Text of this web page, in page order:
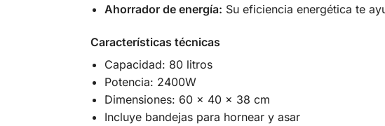
Ahorrador de energía: Su eficiencia energética te
Características técnicas
Capacidad: 80 litros
Potencia: 2400W
Dimensiones: 60 x 40 x 38 cm
Incluye bandejas para hornear y asar